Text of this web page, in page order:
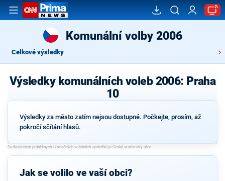
Komunální volby 2006
Celkové výsledky
Výsledky komunálních voleb 2006: Praha
10
Výsledky za město zatím nejsou dostupné. Počkejte, prosím, až
pokročí sčítání hlasů.
Jak se volilo ve vaší obci?